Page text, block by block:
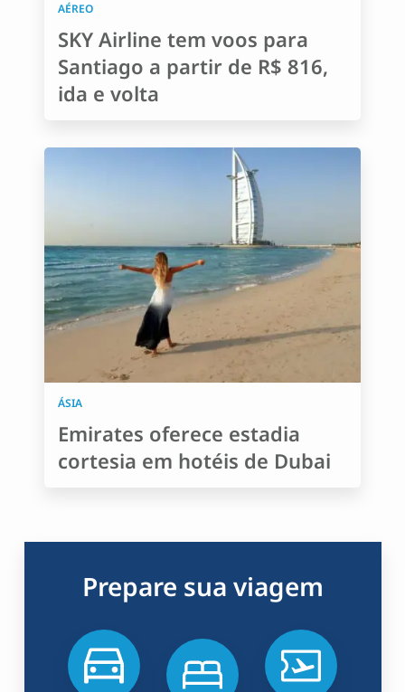
AÉREO
SKY Airline tem voos para
Santiago a partir de R$ 816,
ida e volta
ÁSIA
Emirates oferece estadia
cortesia em hotéis de Dubai
Prepare sua viagem